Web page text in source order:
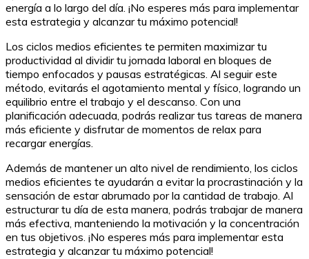
energía a lo largo del día. ¡No esperes más para implementar
esta estrategia y alcanzar tu máximo potencial!
Los ciclos medios eficientes te permiten maximizar tu
productividad al dividir tu jornada laboral en bloques de
tiempo enfocados y pausas estratégicas. Al seguir este
método, evitarás el agotamiento mental y físico, logrando un
equilibrio entre el trabajo y el descanso. Con una
planificación adecuada, podrás realizar tus tareas de manera
más eficiente y disfrutar de momentos de relax para
recargar energías.
Además de mantener un alto nivel de rendimiento, los ciclos
medios eficientes te ayudarán a evitar la procrastinación y la
sensación de estar abrumado por la cantidad de trabajo. Al
estructurar tu día de esta manera, podrás trabajar de manera
más efectiva, manteniendo la motivación y la concentración
en tus objetivos. ¡No esperes más para implementar esta
estrategia y alcanzar tu máximo potencial!